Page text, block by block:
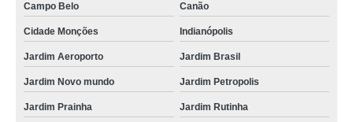
Campo Belo Canão
Cidade Monções Indianópolis
Jardim Aeroporto Jardim Brasil
Jardim Novo mundo Jardim Petropolis
Jardim Prainha Jardim Rutinha